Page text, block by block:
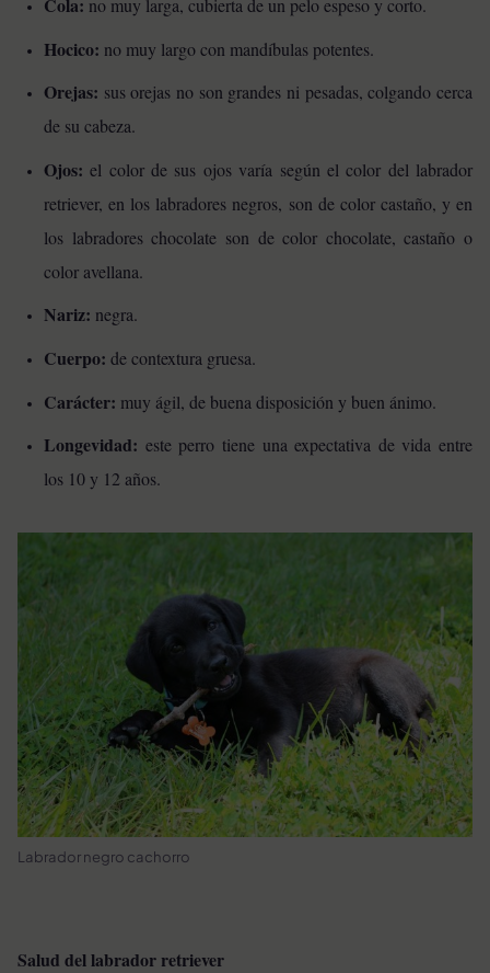
no muy larga, cubierta de un pelo espeso y corto.
Hocico: no muy largo con mandíbulas potentes.
Orejas: sus orejas no son grandes ni pesadas, colgando cerca
de su cabeza.
Ojos:el color de sus ojos varía según el color del labrador
retriever, en los labradores negros, son de color castaño, y en
los labradores chocolate son de color chocolate, castaño o
color avellana.
Nariz: negra.
Cuerpo: de contextura gruesa.
Carácter: muy ágil, de buena disposición y buen ánimo.
Longevidad: este perro tiene una expectativa de vida entre
los 10 y 12 años.
Labrador negro cachorro
Salud del labrador retriever